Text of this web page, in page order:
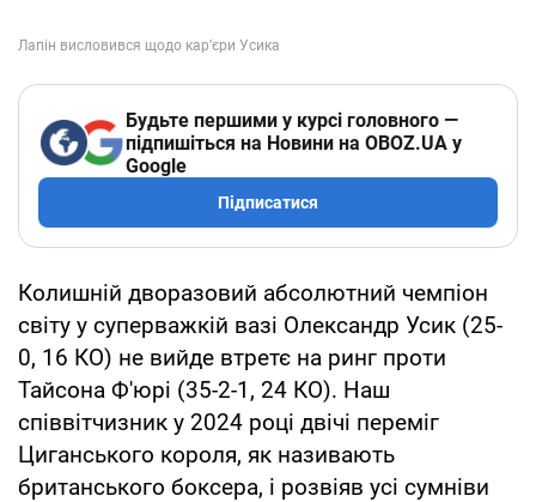
Будьте першими у курсі головного —
підпишіться на Новини на OBOZ.UA у
Google
Підписатися
Колишній дворазовий абсолютний чемпіон
світу у суперважкій вазі Олександр Усик (25-
0, 16 КО) не вийде втретє на ринг проти
Тайсона Ф'юрі (35-2-1, 24 КО). Наш
співвітчизник у 2024 році двічі переміг
Циганського короля, як називають
британського боксера, і розвіяв усі сумніви